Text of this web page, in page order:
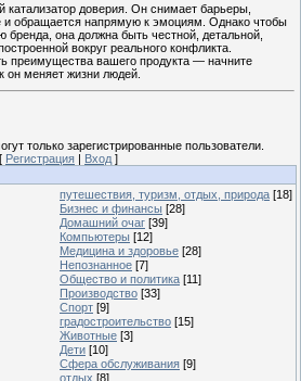
доверия. Он снимает барьеры,
и обращается напрямую к эмоциям. Однако чтобы
бренда, она должна быть честной, детальной,
вокруг реального конфликта.
преимущества вашего продукта — начните
он меняет жизни людей.
только зарегистрированные пользователи.
[ Регистрация | Вход ]
путешествия, туризм, отдых, природа [18]
Бизнес и финансы [28]
Домашний очаг [39]
Компьютеры [12]
Медицина и здоровье [28]
Непознанное [7]
Общество и политика [11]
Производство [33]
Спорт [9]
градостроительство [15]
Животные [3]
Дети [10]
Сфера обслуживания [9]
отдых [8]